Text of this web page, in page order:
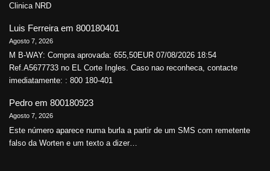
Clinica NRD
Luis Ferreira em 800180401
Agosto 7, 2026
M B-WAY: Compra aprovada: 655,50EUR 07/08/2026 18:54
Ref.A5677733 no EL Corte Ingles. Caso nao reconheca, contacte
imediatamente: : 800 180-401
Pedro em 800180923
Agosto 7, 2026
Este número aparece numa burla a partir de um SMS com remetente
falso da Worten e um texto a dizer…